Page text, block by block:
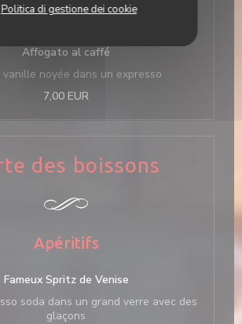
Politica di gestione dei cookie
8,00 EUR
Affogato al caffé
vanille noyée dans un expresso
7,00 EUR
des boissons
Apéritifs
Fameux Spritz de Venise
soda dans un grand verre avec des
glaçons